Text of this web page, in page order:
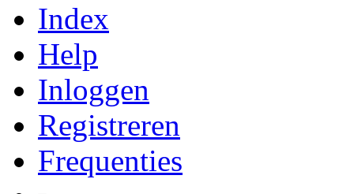
Index
Help
Inloggen
Registreren
Frequenties